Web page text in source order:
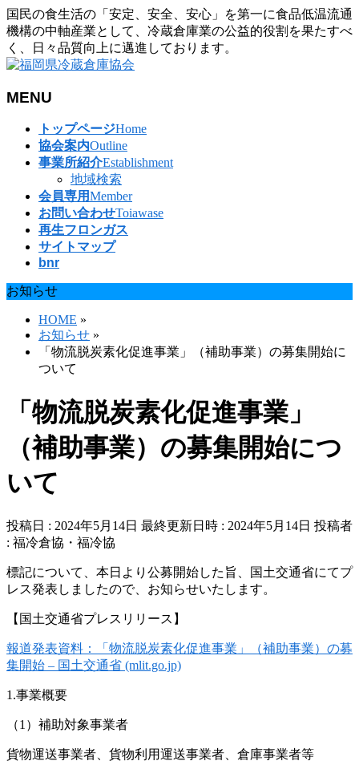
国民の食生活の「安定、安全、安心」を第一に食品低温流通
機構の中軸産業として、冷蔵倉庫業の公益的役割を果たすべ
く、日々品質向上に邁進しております。
MENU
トップページHome
協会案内Outline
事業所紹介Establishment
地域検索
会員専用Member
お問い合わせToiawase
再生フロンガス
サイトマップ
bnr
お知らせ
HOME »
お知らせ »
「物流脱炭素化促進事業」（補助事業）の募集開始に
ついて
「物流脱炭素化促進事業」
（補助事業）の募集開始につ
いて
投稿日 : 2024年5月14日 最終更新日時 : 2024年5月14日 投稿者
: 福冷倉協・福冷協
標記について、本日より公募開始した旨、国土交通省にてプ
レス発表しましたので、お知らせいたします。
【国土交通省プレスリリース】
報道発表資料：「物流脱炭素化促進事業」（補助事業）の募
集開始 – 国土交通省 (mlit.go.jp)
1.事業概要
（1）補助対象事業者
貨物運送事業者、貨物利用運送事業者、倉庫事業者等